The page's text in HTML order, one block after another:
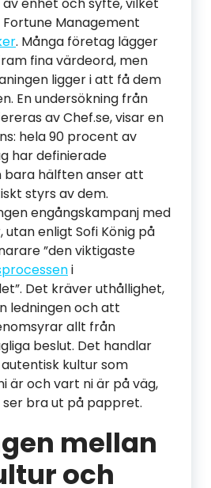
enhet och syfte, vilket
Management
. Många företag lägger
fina värdeord, men
ligger i att få dem
En undersökning från
av Chef.se, visar en
hela 90 procent av
har definierade
bara hälften anser att
styrs av dem.
engångskampanj med
utan enligt Sofi König på
”den viktigaste
i
Det kräver uthållighet,
ledningen och att
allt från
beslut. Det handlar
kultur som
är och vart ni är på väg,
bra ut på pappret.
mellan
och